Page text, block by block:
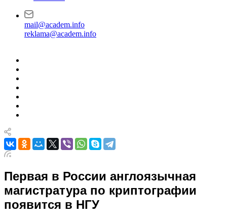
mail@academ.info
reklama@academ.info
Первая в России англоязычная
магистратура по криптографии
появится в НГУ